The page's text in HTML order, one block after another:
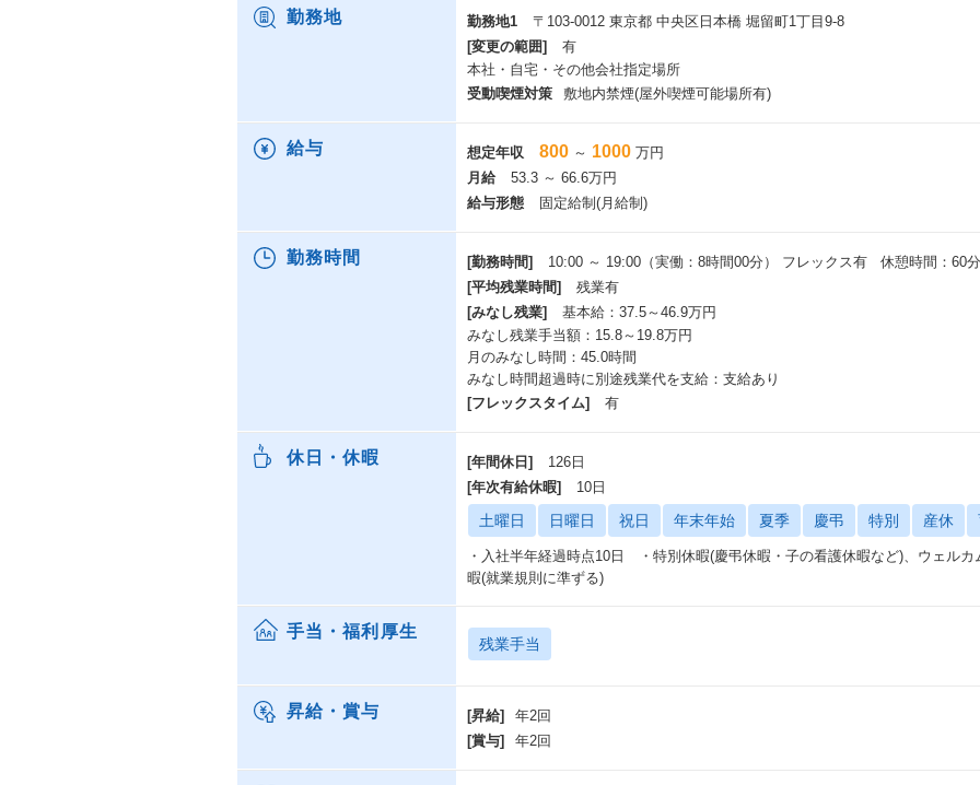
だけるPDBizセールスのメンバーとなっております！
今後PDBiz事業を起点にした様々な事業展開を構想しており、本事業が今後どの
しての一つのキーとなっております。
本ポジションでは、本ポジションでは、事業開発セールスのメンバーとして、
軟に、かつ楽しみながら既存事業のグロースを行いつつ、
トを行っていただける方を募集しています！
勤務地 勤務地1
〒103-0012 東京都 中央区日本橋 堀留町1丁目9-8
[変更の範囲]
有
本社・自宅・その他会社指定場所
受動喫煙対策
敷地内禁煙(屋外喫煙可能場所有)
給与 想定年収 800 ～ 1000 万円
月給
53.3 ～ 66.6万円
給与形態
固定給制(月給制)
勤務時間 [勤務時間]
10:00 ～ 19:00（実働：8時間00分） フレックス有 休憩時間：60分
[平均残業時間]
残業有
[みなし残業]
基本給：37.5～46.9万円
みなし残業手当額：15.8～19.8万円
月のみなし時間：45.0時間
みなし時間超過時に別途残業代を支給：支給あり
[フレックスタイム]
有
休日・休暇 [年間休日]
126日
[年次有給休暇]
10日
土曜日 日曜日 祝日 年末年始 夏季 慶弔 特別 産休
・入社半年経過時点10日 ・特別休暇(慶弔休暇・子の看護休暇など)、ウェル
暇(就業規則に準ずる)
手当・福利厚生
残業手当
昇給・賞与 [昇給]
年2回
[賞与]
年2回